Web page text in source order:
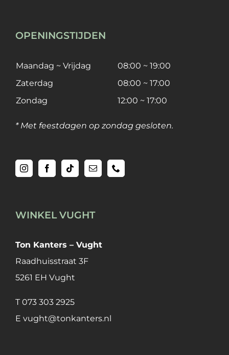
OPENINGSTIJDEN
Maandag ~ Vrijdag
08:00 ~ 19:00
Zaterdag
08:00 ~ 17:00
Zondag
12:00 ~ 17:00
* Met feestdagen op zondag gesloten.
WINKEL VUGHT
Ton Kanters – Vught
Raadhuisstraat 3F
5261 EH Vught
T 073 303 2925
E vught@tonkanters.nl